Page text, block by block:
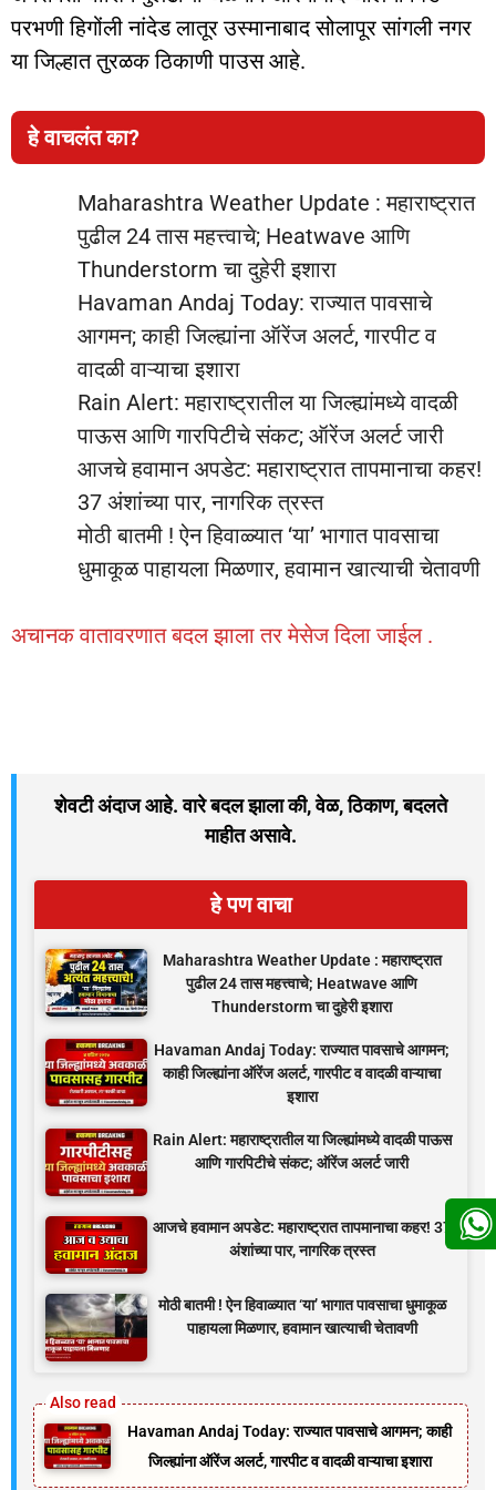
परभणी हिगोंली नांदेड लातूर उस्मानाबाद सोलापूर सांगली नगर
या जिल्हात तुरळक ठिकाणी पाउस आहे.
हे वाचलंत का?
Maharashtra Weather Update : महाराष्ट्रात
पुढील 24 तास महत्त्वाचे; Heatwave आणि
Thunderstorm चा दुहेरी इशारा
Havaman Andaj Today: राज्यात पावसाचे
आगमन; काही जिल्ह्यांना ऑरेंज अलर्ट, गारपीट व
वादळी वाऱ्याचा इशारा
Rain Alert: महाराष्ट्रातील या जिल्ह्यांमध्ये वादळी
पाऊस आणि गारपिटीचे संकट; ऑरेंज अलर्ट जारी
आजचे हवामान अपडेट: महाराष्ट्रात तापमानाचा कहर!
37 अंशांच्या पार, नागरिक त्रस्त
मोठी बातमी ! ऐन हिवाळ्यात ‘या’ भागात पावसाचा
धुमाकूळ पाहायला मिळणार, हवामान खात्याची चेतावणी
अचानक वातावरणात बदल झाला तर मेसेज दिला जाईल .
शेवटी अंदाज आहे. वारे बदल झाला की, वेळ, ठिकाण, बदलते
माहीत असावे.
हे पण वाचा
Maharashtra Weather Update : महाराष्ट्रात
पुढील 24 तास महत्त्वाचे; Heatwave आणि
Thunderstorm चा दुहेरी इशारा
Havaman Andaj Today: राज्यात पावसाचे आगमन;
काही जिल्ह्यांना ऑरेंज अलर्ट, गारपीट व वादळी वाऱ्याचा
इशारा
Rain Alert: महाराष्ट्रातील या जिल्ह्यांमध्ये वादळी पाऊस
आणि गारपिटीचे संकट; ऑरेंज अलर्ट जारी
आजचे हवामान अपडेट: महाराष्ट्रात तापमानाचा कहर! 37
अंशांच्या पार, नागरिक त्रस्त
मोठी बातमी ! ऐन हिवाळ्यात ‘या’ भागात पावसाचा धुमाकूळ
पाहायला मिळणार, हवामान खात्याची चेतावणी
Havaman Andaj Today: राज्यात पावसाचे आगमन; काही
जिल्ह्यांना ऑरेंज अलर्ट, गारपीट व वादळी वाऱ्याचा इशारा